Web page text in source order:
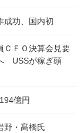
功、国内初
ＣＦＯ決算会見要
USSが稼ぎ頭
億円
野・髙橋氏